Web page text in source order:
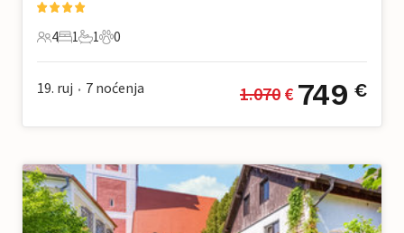
4 Gosti
4
1 Spavaća soba
1
1 Kupaonica
1
0 Kućni ljubimac
0
19. ruj • 7 noćenja 1.070 € 749 €